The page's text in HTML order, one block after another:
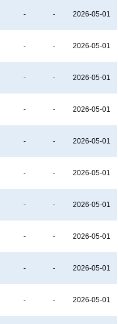
- - 2026-05-01
- - 2026-05-01
- - 2026-05-01
- - 2026-05-01
- - 2026-05-01
- - 2026-05-01
- - 2026-05-01
- - 2026-05-01
- - 2026-05-01
- - 2026-05-01